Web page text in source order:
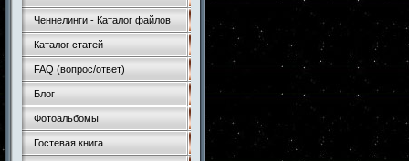
Ченнелинги - Каталог файлов
Каталог статей
FAQ (вопрос/ответ)
Блог
Фотоальбомы
Гостевая книга